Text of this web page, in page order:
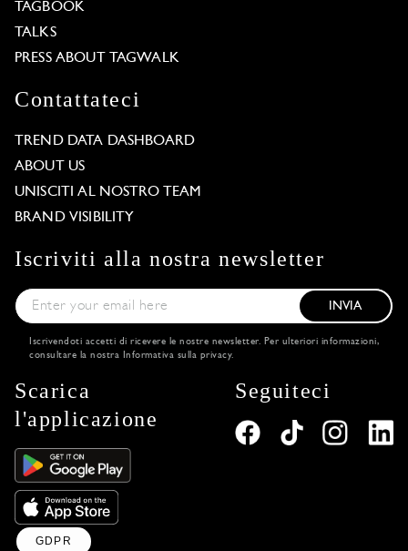
TAGBOOK
TALKS
PRESS ABOUT TAGWALK
Contattateci
TREND DATA DASHBOARD
ABOUT US
UNISCITI AL NOSTRO TEAM
BRAND VISIBILITY
Iscriviti alla nostra newsletter
INVIA
Iscrivendoti accetti di ricevere le nostre newsletter. Per ulteriori informazioni,
consultare la nostra
Informativa sulla privacy.
Scarica
l'applicazione
Seguiteci
GDPR